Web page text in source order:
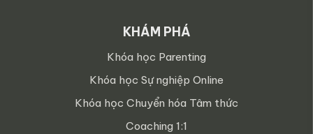
KHÁM PHÁ
Khóa học Parenting
Khóa học Sự nghiệp Online
Khóa học Chuyển hóa Tâm thức
Coaching 1:1